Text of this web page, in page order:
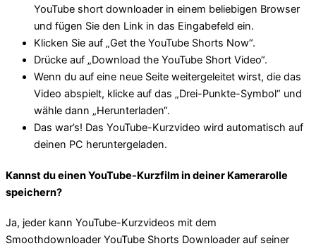
YouTube short downloader in einem beliebigen Browser
und fügen Sie den Link in das Eingabefeld ein.
Klicken Sie auf „Get the YouTube Shorts Now“.
Drücke auf „Download the YouTube Short Video“.
Wenn du auf eine neue Seite weitergeleitet wirst, die das
Video abspielt, klicke auf das „Drei-Punkte-Symbol“ und
wähle dann „Herunterladen“.
Das war’s! Das YouTube-Kurzvideo wird automatisch auf
deinen PC heruntergeladen.
Kannst du einen YouTube-Kurzfilm in deiner Kamerarolle
speichern?
Ja, jeder kann YouTube-Kurzvideos mit dem
Smoothdownloader YouTube Shorts Downloader auf seiner